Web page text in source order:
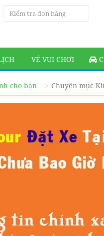
VÉ VUI CHƠI
cho bạn Chuyên mục